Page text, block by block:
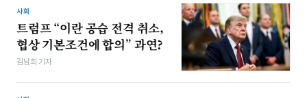
사회
트럼프 “이란 공습 전격 취소,
협상 기본조건에 합의” 과연?
김남희 기자